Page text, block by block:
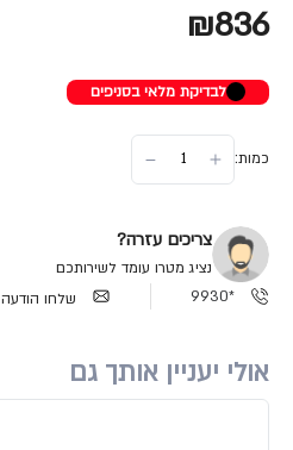
₪836
לבדיקת מלאי בסניפים
כמות:
צריכים עזרה?
נציג מטרו עומד לשירותכם
*9930
שלחו הודעה
אולי יעניין אותך גם